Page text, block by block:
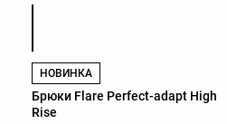
НОВИНКА
Брюки Flare Perfect-adapt High
Rise